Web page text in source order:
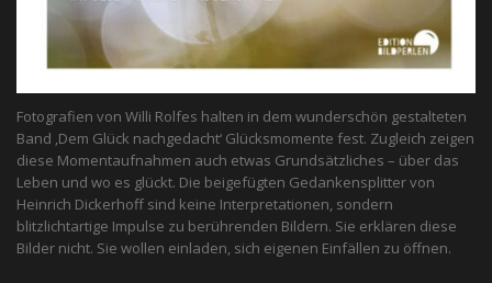
Fotografien von Willi Rolfes halten in dem wunderschön gestalteten
Band ‚Dem Glück nachgedacht‘ Glücksmomente fest. Zugleich zeigen
diese Momentaufnahmen auch etwas Grundsätzliches – über das
Leben und wo es glückt. Die beigefügten Gedankensplitter von
Heinrich Dickerhoff sind keine Interpretationen, sondern
blitzlichtartige Impulse zu berührenden Bildern. Sie erklären diese
Bilder nicht. Sie wollen einladen, sich eigenen Einfällen zu öffnen.